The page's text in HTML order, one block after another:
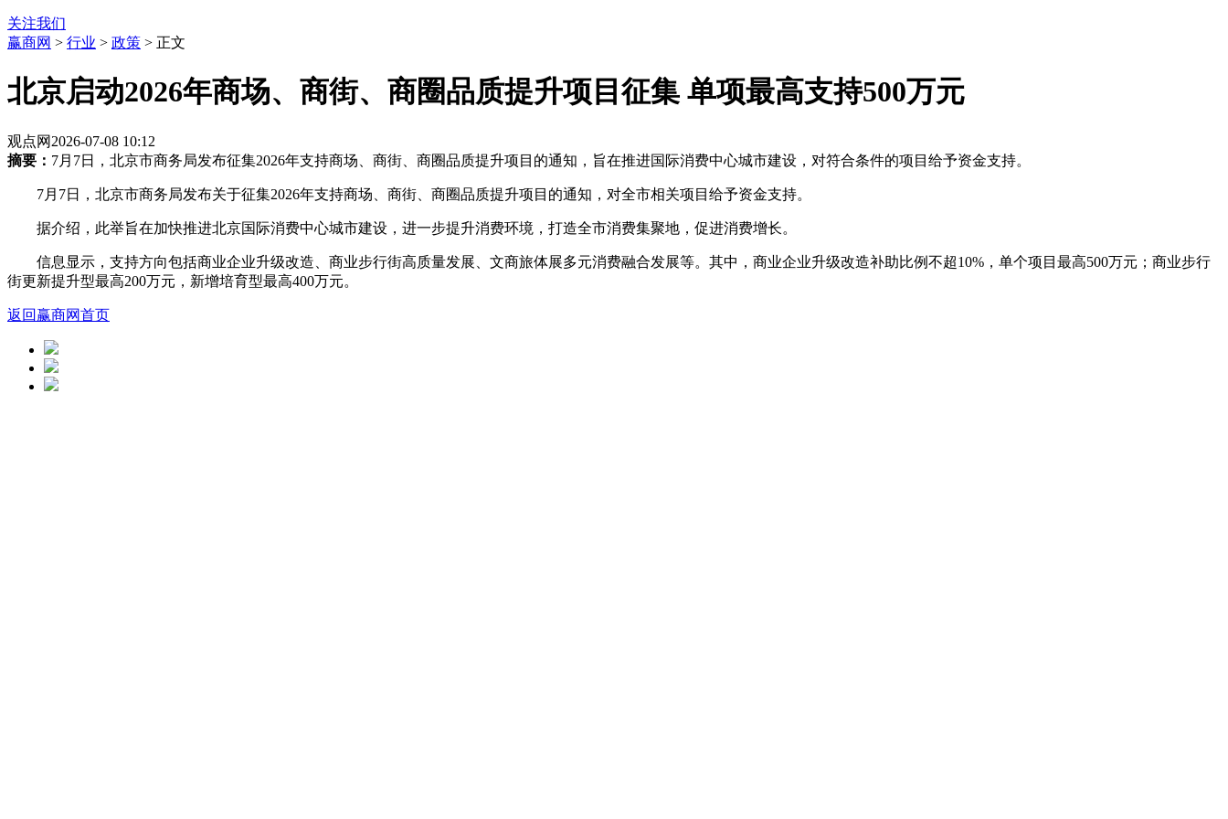
关注我们
赢商网 > 行业 > 政策 > 正文
北京启动2026年商场、商街、商圈品质提升项目征集 单项最高支持500万元
观点网 2026-07-08 10:12
摘要： 7月7日，北京市商务局发布征集2026年支持商场、商街、商圈品质提升项目的通知，旨在推进国际消费中心城市建设，对符合条件的项目给予资金支持。
7月7日，北京市商务局发布关于征集2026年支持商场、商街、商圈品质提升项目的通知，对全市相关项目给予资金支持。
据介绍，此举旨在加快推进北京国际消费中心城市建设，进一步提升消费环境，打造全市消费集聚地，促进消费增长。
信息显示，支持方向包括商业企业升级改造、商业步行街高质量发展、文商旅体展多元消费融合发展等。其中，商业企业升级改造补助比例不超10%，单个项目最高500万元；商业步行
街更新提升型最高200万元，新增培育型最高400万元。
返回赢商网首页